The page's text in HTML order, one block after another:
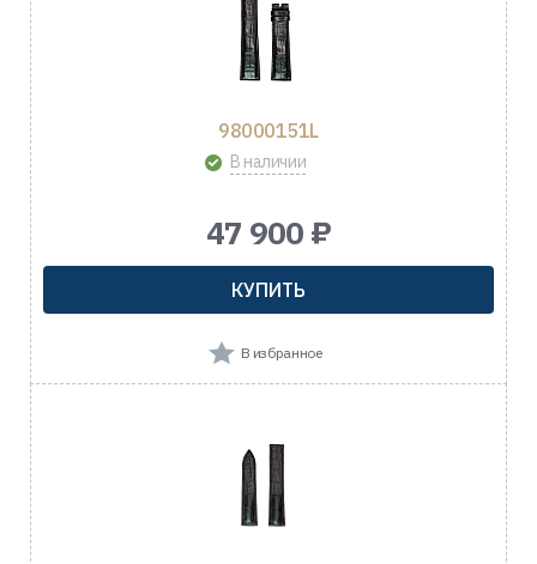
98000151L
В наличии
47 900 ₽
КУПИТЬ
В избранное